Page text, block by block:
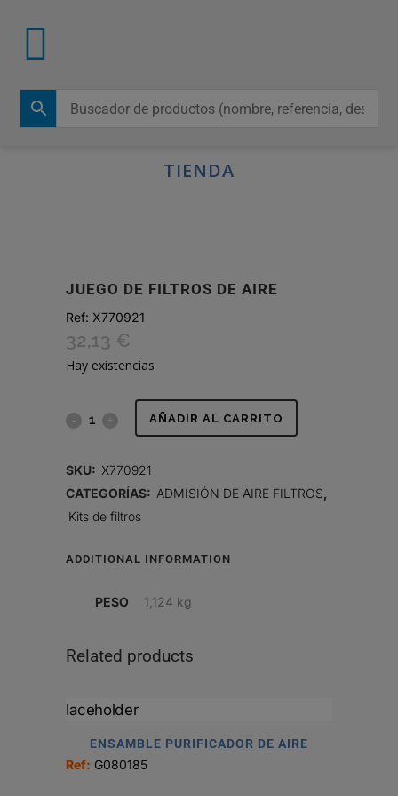
TIENDA
JUEGO DE FILTROS DE AIRE
Ref: X770921
32,13 €
Hay existencias
JUEGO
DE
AÑADIR AL CARRITO
SKU: X770921
CATEGORÍAS: ADMISIÓN DE AIRE FILTROS
Kits de filtros
ADDITIONAL INFORMATION
PESO 1,124 kg
Related products
ENSAMBLE PURIFICADOR DE AIRE
Ref: G080185